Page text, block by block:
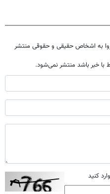
به اشخاص حقیقی و حقوقی منتشر
با خبر باشد منتشر نمی‌شود.
کنید